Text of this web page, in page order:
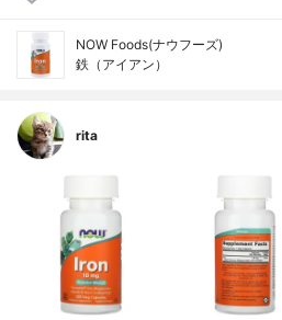
NOW Foods(ナウフーズ)
鉄（アイアン）
rita